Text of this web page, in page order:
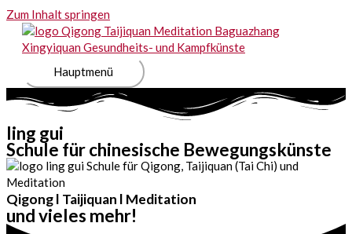
Zum Inhalt springen
Hauptmenü
ling gui
Schule für chinesische Bewegungskünste
Qigong l Taijiquan l Meditation
und vieles mehr!